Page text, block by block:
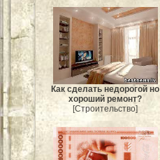
Как сделать недорогой но
хороший ремонт?
[Строительство]